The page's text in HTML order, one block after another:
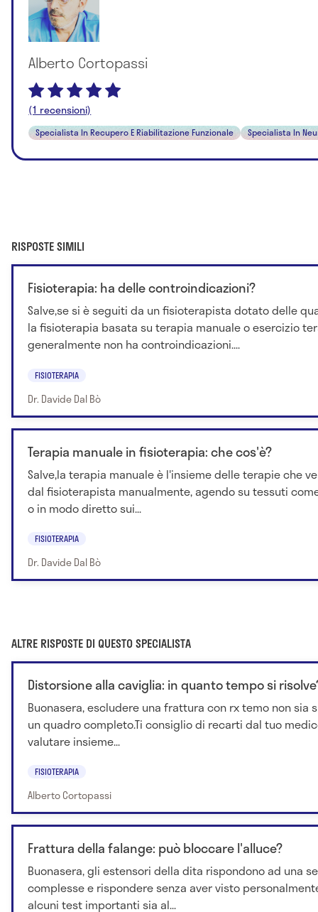
Alberto Cortopassi
(1 recensioni)
Specialista In Recupero E Riabilitazione Funzionale Specialista In
RISPOSTE SIMILI
Fisioterapia: ha delle controindicazioni?
Salve,se si è seguiti da un fisioterapista dotato delle
la fisioterapia basata su terapia manuale o esercizio
generalmente non ha controindicazioni....
FISIOTERAPIA
Dr. Davide Dal Bò
Terapia manuale in fisioterapia: che cos'è?
Salve,la terapia manuale è l'insieme delle terapie che
dal fisioterapista manualmente, agendo su tessuti
o in modo diretto sui...
FISIOTERAPIA
Dr. Davide Dal Bò
ALTRE RISPOSTE DI QUESTO SPECIALISTA
Distorsione alla caviglia: in quanto tempo si
Buonasera, escludere una frattura con rx temo non sia
un quadro completo.Ti consiglio di recarti dal tuo
valutare insieme...
FISIOTERAPIA
Alberto Cortopassi
Frattura della falange: può bloccare l'alluce?
Buonasera, gli estensori della dita rispondono ad una
complesse e rispondere senza aver visto
alcuni test importanti sia al...